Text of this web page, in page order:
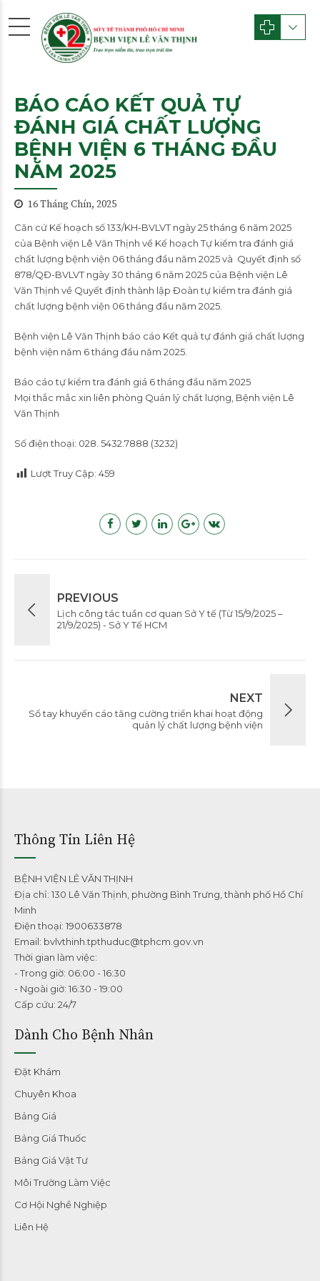
BÁO CÁO KẾT QUẢ TỰ
ĐÁNH GIÁ CHẤT LƯỢNG
BỆNH VIỆN 6 THÁNG ĐẦU
NĂM 2025
16 Tháng Chín, 2025
Căn cứ Kế hoạch số 133/KH-BVLVT ngày 25 tháng 6 năm 2025
của Bệnh viện Lê Văn Thịnh về Kế hoạch Tự kiểm tra đánh giá
chất lượng bệnh viện 06 tháng đầu năm 2025 và Quyết định số
878/QĐ-BVLVT ngày 30 tháng 6 năm 2025 của Bệnh viện Lê
Văn Thịnh về Quyết định thành lập Đoàn tự kiểm tra đánh giá
chất lượng bệnh viện 06 tháng đầu năm 2025.
Bệnh viện Lê Văn Thịnh báo cáo Kết quả tự đánh giá chất lượng
bệnh viện năm 6 tháng đầu năm 2025.
Báo cáo tự kiểm tra đánh giá 6 tháng đầu năm 2025
Mọi thắc mắc xin liên phòng Quản lý chất lượng, Bệnh viện Lê
Văn Thịnh
Số điện thoại: 028. 5432.7888 (3232)
Lượt Truy Cập: 459
PREVIOUS
Lịch công tác tuần cơ quan Sở Y tế (Từ 15/9/2025 –
21/9/2025) - Sở Y Tế HCM
NEXT
Sổ tay khuyến cáo tăng cường triển khai hoạt động
quản lý chất lượng bệnh viện
Thông Tin Liên Hệ
BỆNH VIỆN LÊ VĂN THỊNH
Địa chỉ: 130 Lê Văn Thịnh, phường Bình Trưng, thành phố Hồ Chí
Minh
Điện thoại: 1900633878
Email: bvlvthinh.tpthuduc@tphcm.gov.vn
Thời gian làm việc:
- Trong giờ: 06:00 - 16:30
- Ngoài giờ: 16:30 - 19:00
Cấp cứu: 24/7
Dành Cho Bệnh Nhân
Đặt Khám
Chuyên Khoa
Bảng Giá
Bảng Giá Thuốc
Bảng Giá Vật Tư
Môi Trường Làm Việc
Cơ Hội Nghề Nghiệp
Liên Hệ